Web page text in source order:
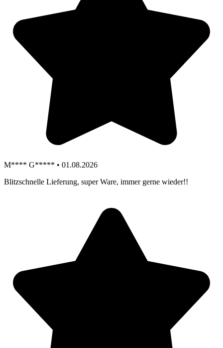
M**** G***** • 01.08.2026
Blitzschnelle Lieferung, super Ware, immer gerne wieder!!